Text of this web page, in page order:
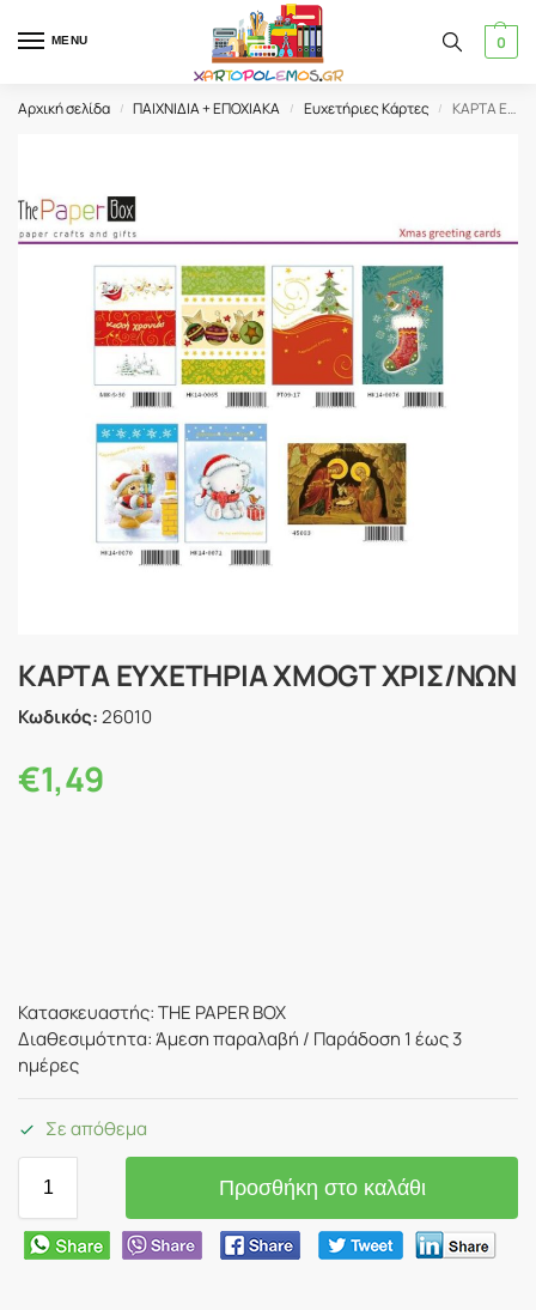
MENU 0
Αρχική σελίδα / ΠΑΙΧΝΙΔΙΑ + ΕΠΟΧΙΑΚΑ / Ευχετήριες Κάρτες / ΚΑΡΤΑ ΕΥΧΕΤΗΡΙΑ XMOGT ΧΡΙΣ/ΝΩΝ
ΚΑΡΤΑ ΕΥΧΕΤΗΡΙΑ XMOGT ΧΡΙΣ/ΝΩΝ
Κωδικός:26010
€1,49
Κατασκευαστής: THE PAPER BOX
Διαθεσιμότητα: Άμεση παραλαβή / Παράδoση 1 έως 3
ημέρες
Σε απόθεμα
Προσθήκη στο καλάθι